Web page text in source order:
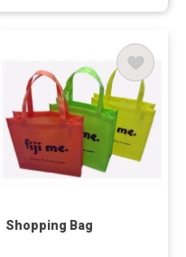
Shopping Bag